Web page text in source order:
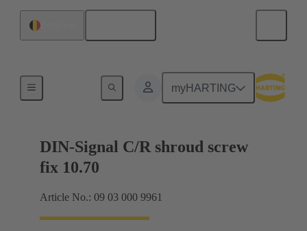
myHARTING
Raccordement carte mère à carte fille
DIN-Signal C/R shroud screw
fix 10.70
Article No.: 09 03 000 9961